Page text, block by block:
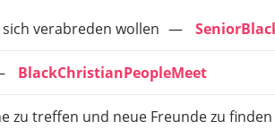
verabreden wollen
BlackChristianPeopleMeet
zu treffen und neue Freunde zu finden